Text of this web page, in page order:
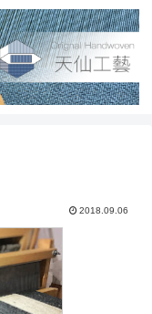
2018.09.06